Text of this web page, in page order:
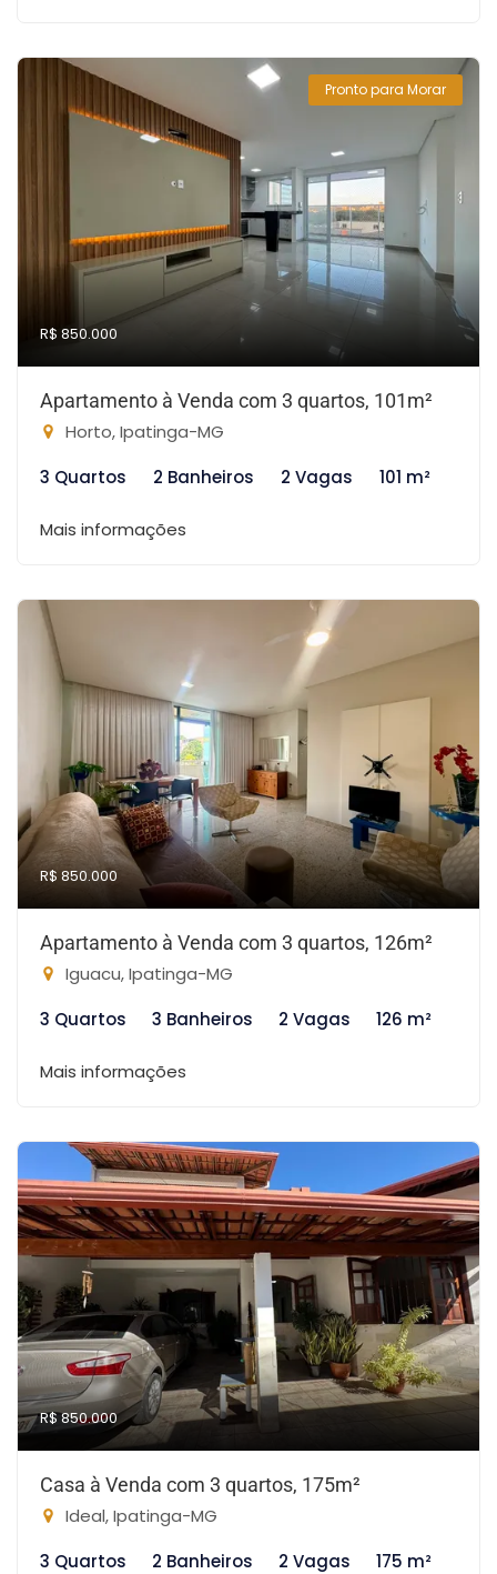
Pronto para Morar
R$ 850.000
Apartamento à Venda com 3 quartos, 101m²
Horto, Ipatinga-MG
3 Quartos
2 Banheiros 2 Vagas 101 m²
Mais informações
R$ 850.000
Apartamento à Venda com 3 quartos, 126m²
Iguacu, Ipatinga-MG
3 Quartos
3 Banheiros 2 Vagas 126 m²
Mais informações
R$ 850.000
Casa à Venda com 3 quartos, 175m²
Ideal, Ipatinga-MG
3 Quartos
2 Banheiros 2 Vagas 175 m²